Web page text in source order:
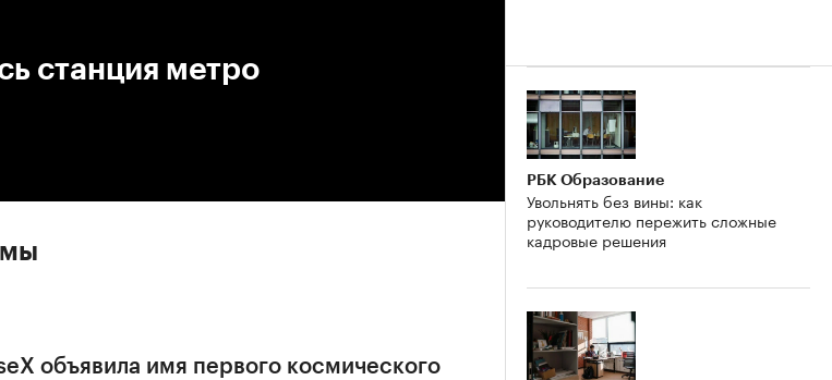
станция метро
объявила имя первого космического
РБК Образование
Увольнять без вины: как
руководителю пережить сложные
кадровые решения